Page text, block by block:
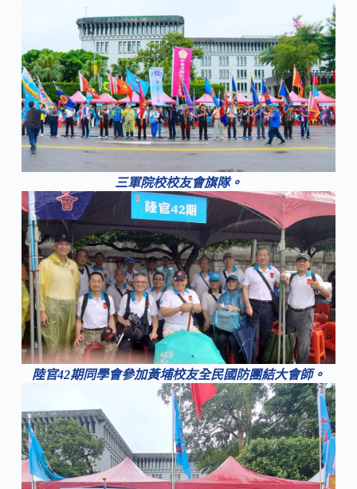
三軍院校校友會旗隊。
陸官42期同學會參加黃埔校友全民國防團結大會師。